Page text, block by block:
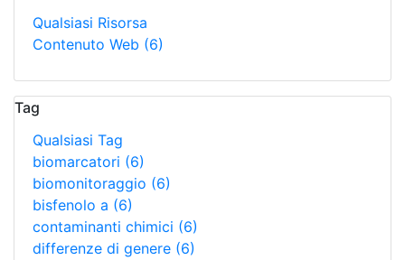
Qualsiasi Risorsa
Contenuto Web (6)
Tag
Qualsiasi Tag
biomarcatori (6)
biomonitoraggio (6)
bisfenolo a (6)
contaminanti chimici (6)
differenze di genere (6)